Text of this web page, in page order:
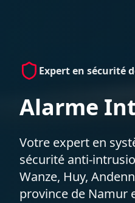
Expert en sécurité
Alarme
Votre expert en
sécurité anti-
Wanze, Huy,
province de Namur